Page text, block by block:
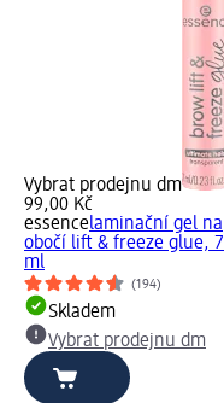
Vybrat prodejnu dm
99,00 Kč
essencelaminační gel na
obočí lift & freeze glue, 7
ml
(194)
Skladem
Vybrat prodejnu dm